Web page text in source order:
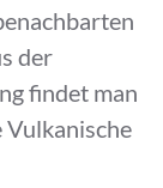
der
findet man
Vulkanische